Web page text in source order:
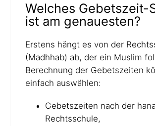
Welches Gebetszeit-
ist am genauesten?
Erstens hängt es von der
(Madhhab) ab, der ein Muslim
Berechnung der Gebetszeiten
einfach auswählen:
Gebetszeiten nach der
Rechtsschule,